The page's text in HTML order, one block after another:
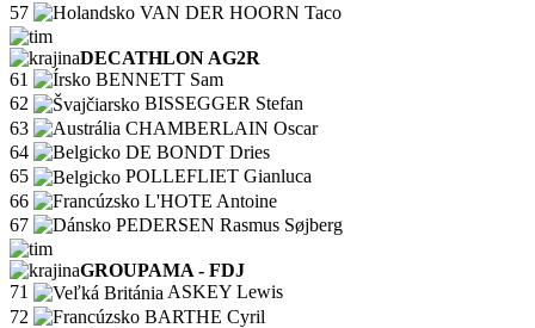
57
VAN DER HOORN Taco
DECATHLON AG2R
61
BENNETT Sam
62
BISSEGGER Stefan
63
CHAMBERLAIN Oscar
64
DE BONDT Dries
65
POLLEFLIET Gianluca
66
L'HOTE Antoine
67
PEDERSEN Rasmus Søjberg
GROUPAMA - FDJ
71
ASKEY Lewis
72
BARTHE Cyril